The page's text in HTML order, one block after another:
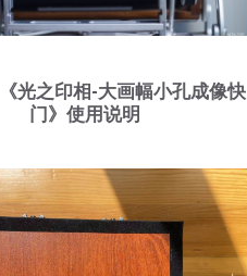
《光之印相-大画幅小孔成像快
门》使用说明